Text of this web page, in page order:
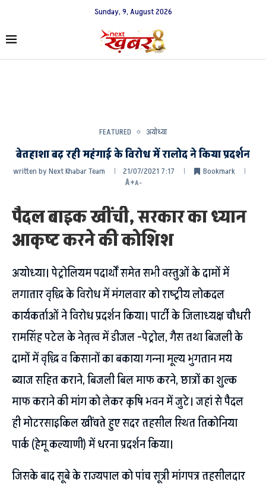
Sunday, 9, August 2026
FEATURED अयोध्या
बेतहाशा बढ़ रही महंगाई के विरोध में रालोद ने किया प्रदर्शन
written byNext Khabar Team 21/07/2021 7:17
Bookmark
A+A-
पैदल बाइक खींची, सरकार का ध्यान
आकृष्ट करने की कोशिश
अयोध्या। पेट्रोलियम पदार्थों समेत सभी वस्तुओं के दामों में
लगातार वृद्धि के विरोध में मंगलवार को राष्ट्रीय लोकदल
कार्यकर्ताओं ने विरोध प्रदर्शन किया। पार्टी के जिलाध्यक्ष चौधरी
रामसिंह पटेल के नेतृत्व में डीजल -पेट्रोल, गैस तथा बिजली के
दामों में वृद्धि व किसानों का बकाया गन्ना मूल्य भुगतान मय
ब्याज सहित कराने, बिजली बिल माफ करने, छात्रों का शुल्क
माफ कराने की मांग को लेकर कृषि भवन में जुटे। जहां से पैदल
ही मोटरसाइकिल खींचते हुए सदर तहसील स्थित तिकोनिया
पार्क (हेमू कल्याणी) में धरना प्रदर्शन किया।
जिसके बाद सूबे के राज्यपाल को पांच सूत्री मांगपत्र तहसीलदार